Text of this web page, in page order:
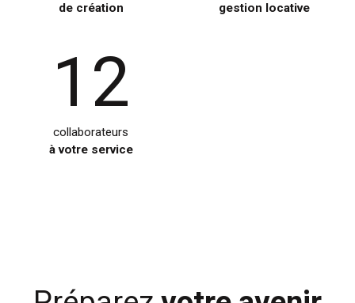
de création
gestion locative
12
collaborateurs
à votre service